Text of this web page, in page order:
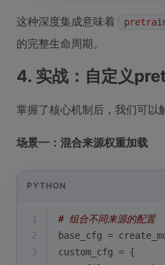
这种深度集成意味着
的完整生命周期。
4. 实战：自定义
掌握了核心机制后，我们可以
场景一：混合来源权重加载
PYTHON
1
# 组合不同来源的配置
2
base_cfg =
3
custom_cfg = {